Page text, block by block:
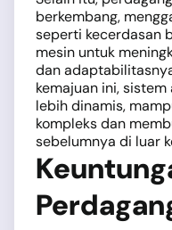
berkembang,
seperti kecerdasan
mesin untuk
dan
kemajuan ini,
lebih dinamis,
kompleks dan
sebelumnya di luar